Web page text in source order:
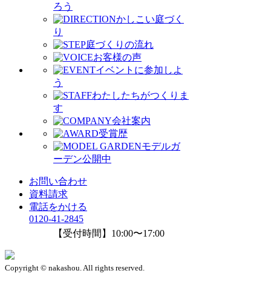
ろう
かしこい庭づく
り
庭づくりの流れ
お客様の声
イベントに参加しよ
う
わたしたちがつくりま
す
会社案内
受賞歴
モデルガ
ーデン公開中
お問い合わせ
資料請求
電話をかける
0120-41-2845
【受付時間】10:00〜17:00
Copyright © nakashou. All rights reserved.